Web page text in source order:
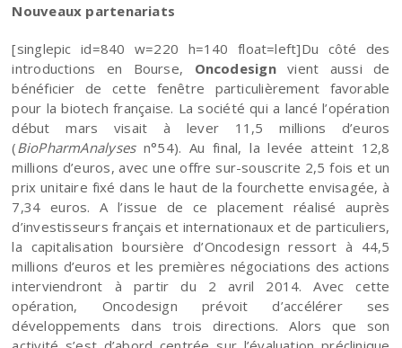
Nouveaux partenariats
[singlepic id=840 w=220 h=140 float=left]Du côté des
introductions en Bourse, Oncodesignvient aussi de
bénéficier de cette fenêtre particulièrement favorable
pour la biotech française. La société qui a lancé l’opération
début mars visait à lever 11,5 millions d’euros
(BioPharmAnalysesn°54). Au final, la levée atteint 12,8
millions d’euros, avec une offre sur-souscrite 2,5 fois et un
prix unitaire fixé dans le haut de la fourchette envisagée, à
7,34 euros. A l’issue de ce placement réalisé auprès
d’investisseurs français et internationaux et de particuliers,
la capitalisation boursière d’Oncodesign ressort à 44,5
millions d’euros et les premières négociations des actions
interviendront à partir du 2 avril 2014. Avec cette
opération, Oncodesign prévoit d’accélérer ses
développements dans trois directions. Alors que son